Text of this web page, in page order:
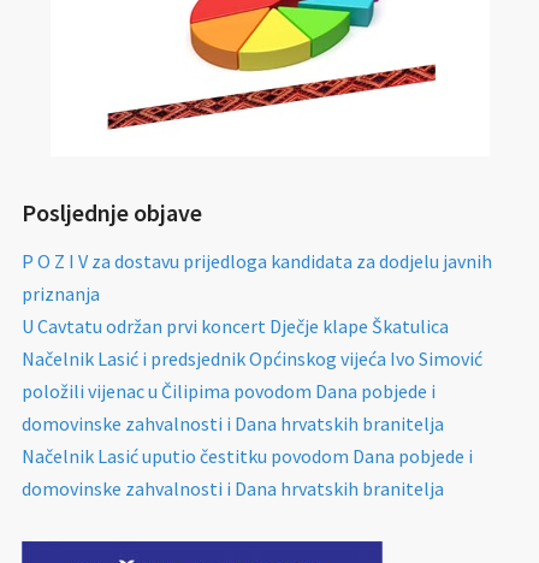
Posljednje objave
P O Z I V za dostavu prijedloga kandidata za dodjelu javnih
priznanja
U Cavtatu održan prvi koncert Dječje klape Škatulica
Načelnik Lasić i predsjednik Općinskog vijeća Ivo Simović
položili vijenac u Čilipima povodom Dana pobjede i
domovinske zahvalnosti i Dana hrvatskih branitelja
Načelnik Lasić uputio čestitku povodom Dana pobjede i
domovinske zahvalnosti i Dana hrvatskih branitelja